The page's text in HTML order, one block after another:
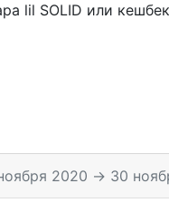
lil SOLID или
2020 → 30